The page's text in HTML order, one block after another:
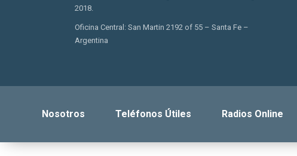
2018.
Oficina Central: San Martin 2192 of 55 – Santa Fe –
Argentina
Nosotros Teléfonos Útiles Radios Online